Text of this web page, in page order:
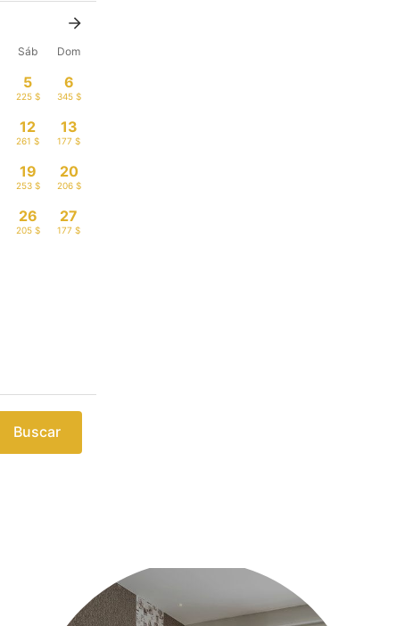
Sáb Dom
5
225 $
6
345 $
12
261 $
13
177 $
19
253 $
20
206 $
26
205 $
27
177 $
Buscar